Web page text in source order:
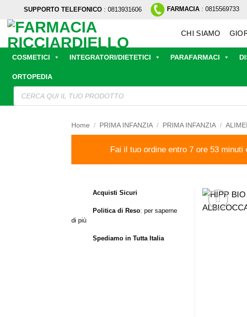
contenuti
SUPPORTO TELEFONICO : 0813931606 FARMACIA : 0815569733
CHI SIAMO
COSMETICI INTEGRATORI/DIETETICI PARAFARMACI
ORTOPEDIA
Ricerca
prodotti
Home / PRIMA INFANZIA / PRIMA INFANZIA /
Fai il tuo ordine entro 7 ore 53
Acquisti Sicuri
Politica di Reso: per saperne
di più
Spediamo in Tutta Italia